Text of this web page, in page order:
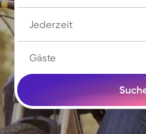
Jederzeit
Gäste